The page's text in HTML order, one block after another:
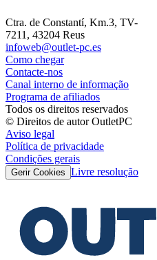
Ctra. de Constantí, Km.3, TV-
7211, 43204 Reus
infoweb@outlet-pc.es
Como chegar
Contacte-nos
Canal interno de informação
Programa de afiliados
Todos os direitos reservados
© Direitos de autor OutletPC
Aviso legal
Política de privacidade
Condições gerais
Gerir Cookies Livre resolução